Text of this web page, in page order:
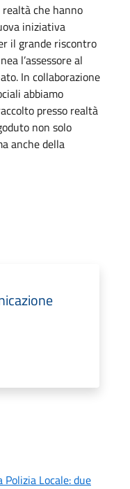
che hanno
iniziativa
il grande riscontro
l’assessore al
In collaborazione
abbiamo
presso realtà
non solo
anche della
Locale: due